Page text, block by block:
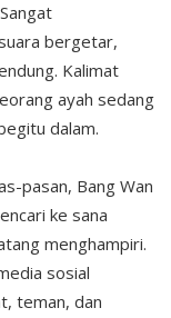
bergetar,
Kalimat
ayah sedang
dalam.
pasan, Bang Wan
ke sana
menghampiri.
sosial
teman, dan